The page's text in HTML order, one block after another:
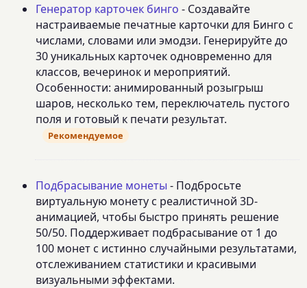
Генератор карточек бинго - Создавайте
настраиваемые печатные карточки для Бинго с
числами, словами или эмодзи. Генерируйте до
30 уникальных карточек одновременно для
классов, вечеринок и мероприятий.
Особенности: анимированный розыгрыш
шаров, несколько тем, переключатель пустого
поля и готовый к печати результат.
Рекомендуемое
Подбрасывание монеты - Подбросьте
виртуальную монету с реалистичной 3D-
анимацией, чтобы быстро принять решение
50/50. Поддерживает подбрасывание от 1 до
100 монет с истинно случайными результатами,
отслеживанием статистики и красивыми
визуальными эффектами.